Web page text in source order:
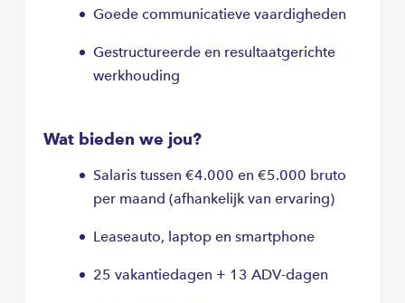
Goede communicatieve vaardigheden
Gestructureerde en resultaatgerichte
werkhouding
Wat bieden we jou?
Salaris tussen €4.000 en €5.000 bruto
per maand (afhankelijk van ervaring)
Leaseauto, laptop en smartphone
25 vakantiedagen + 13 ADV-dagen